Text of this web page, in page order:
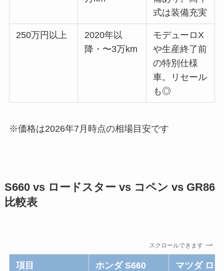
式は装備充実
250万円以上
2020年以
降・〜3万km
モデューロX
や生産終了前
の特別仕様
車。リセール
も◎
※価格は2026年7月時点の相場目安です
S660 vs ロードスター vs コペン vs GR86
比較表
スクロールできます
項目 ホンダ S660
マツダ ロ